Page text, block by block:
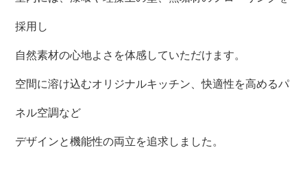
採用し
自然素材の心地よさを体感していただけます。
空間に溶け込むオリジナルキッチン、快適性を高めるパ
ネル空調など
デザインと機能性の両立を追求しました。